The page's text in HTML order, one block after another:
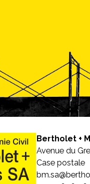
Bertholet +
Avenue du
Case postale